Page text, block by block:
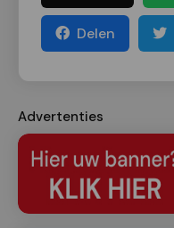
Delen
Advertenties